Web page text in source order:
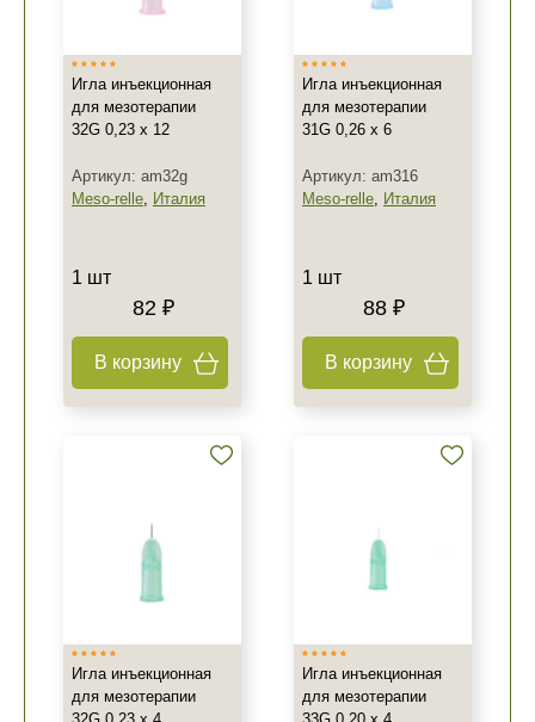
Игла инъекционная
для мезотерапии
32G 0,23 x 12
Артикул: am32g
Meso-relle, Италия
1 шт
82 ₽
В корзину
Игла инъекционная
для мезотерапии
31G 0,26 x 6
Артикул: am316
Meso-relle, Италия
1 шт
88 ₽
В корзину
Игла инъекционная
для мезотерапии
Игла инъекционная
для мезотерапии